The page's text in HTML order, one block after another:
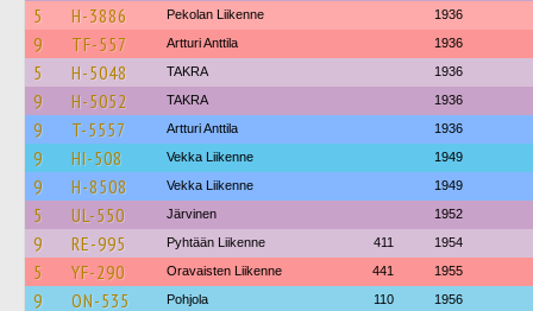
5 H-3886 Pekolan Liikenne 1936
9 TF-557 Artturi Anttila 1936
5 H-5048 TAKRA 1936
9 H-5052 TAKRA 1936
9 T-5557 Artturi Anttila 1936
9 HI-508 Vekka Liikenne 1949
9 H-8508 Vekka Liikenne 1949
5 UL-550 Järvinen 1952
9 RE-995 Pyhtään Liikenne 411 1954
5 YF-290 Oravaisten Liikenne 441 1955
9 ON-535 Pohjola 110 1956